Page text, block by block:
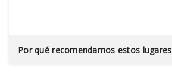
Por qué recomendamos estos lugares